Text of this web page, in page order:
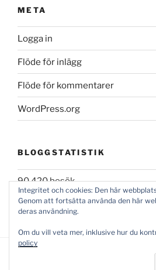
META
Logga in
Flöde för inlägg
Flöde för kommentarer
WordPress.org
BLOGGSTATISTIK
90 420 besök
Integritet och cookies: Den här
Genom att fortsätta använda den här
deras användning.
Om du vill veta mer, inklusive hur du
policy